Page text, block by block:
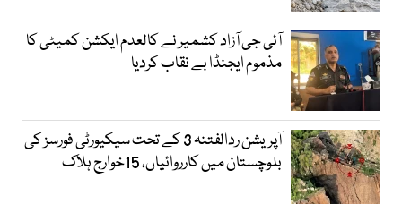
آئی جی آزاد کشمیر نے کالعدم ایکشن کمیٹی کا
مذموم ایجنڈا بے نقاب کردیا
آپریشن ردالفتنہ 3 کے تحت سیکیورٹی فورسز کی
بلوچستان میں کارروائیاں، 15خوارج ہلاک